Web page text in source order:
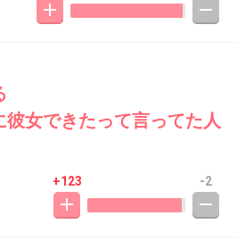
女できたって言ってた人
+123 -2